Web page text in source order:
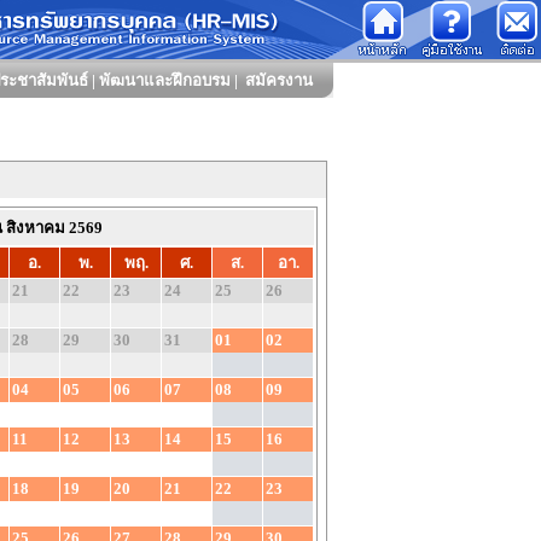
ะชาสัมพันธ์ | พัฒนาและฝึกอบรม | สมัครงาน
สิงหาคม 2569
อ. พ. พฤ. ศ. ส.
อา.
21 22 23 24 25 26
28 29 30 31 01 02
04 05 06 07 08 09
11 12 13 14 15 16
18 19 20 21 22 23